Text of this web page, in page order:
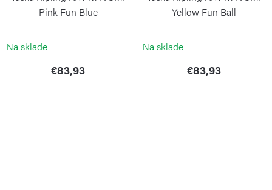
Pink Fun Blue
Na sklade
€83,93
Yellow Fun Ball
Na sklade
€83,93